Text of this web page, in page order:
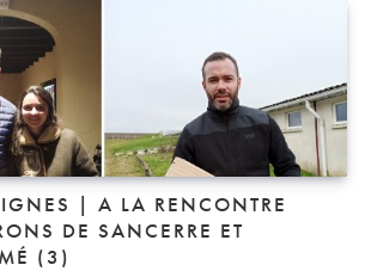
| A LA RENCONTRE
DE SANCERRE ET
(3)